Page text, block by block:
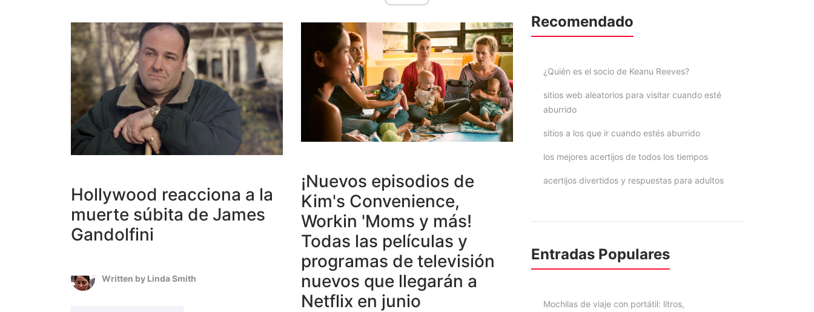
Hollywood reacciona a la
muerte súbita de James
Gandolfini
Written by Linda Smith
¡Nuevos episodios de
Kim's Convenience,
Workin 'Moms y más!
Todas las películas y
programas de televisión
nuevos que llegarán a
Netflix en junio
Recomendado
¿Quién es el socio de Keanu Reeves?
sitios web aleatorios para visitar cuando esté
aburrido
sitios a los que ir cuando estés aburrido
los mejores acertijos de todos los tiempos
acertijos divertidos y respuestas para adultos
Entradas Populares
Mochilas de viaje con portátil: litros,